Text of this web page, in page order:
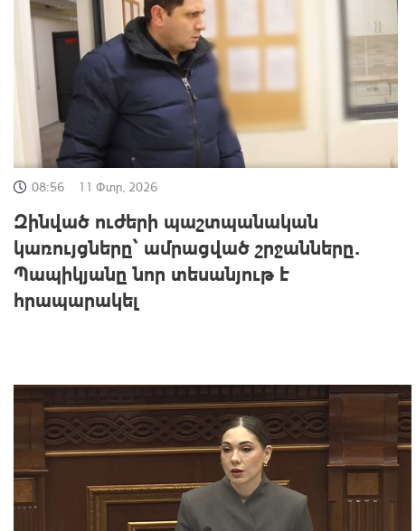
08:56 11 Փտր, 2026
Զինված ուժերի պաշտպանական
կառույցները՝ ամրացված շրջանները․
Պապիկյանը նոր տեսանյութ է
հրապարակել